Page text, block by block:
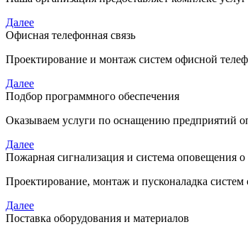
Далее
Офисная телефонная связь
Проектирование и монтаж систем офисной
Далее
Подбор программного обеспечения
Оказываем услуги по оснащению предприятий
Далее
Пожарная сигнализация и система оповещения
Проектирование, монтаж и пусконаладка
Далее
Поставка оборудования и материалов